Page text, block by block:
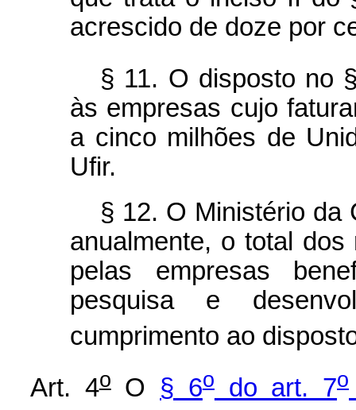
acrescido de doze por
§ 11. O disposto no
às empresas cujo
a cinco milhões de
Ufir.
§ 12. O Ministério da
anualmente, o total
pelas empresas
pesquisa e
cumprimento ao
Art. 4oO § 6odo art. 7o